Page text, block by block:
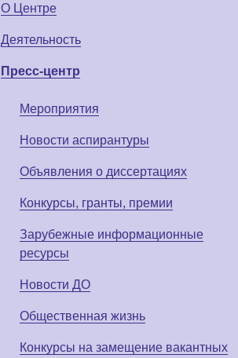
О Центре
Деятельность
Пресс-центр
Мероприятия
Новости аспирантуры
Объявления о диссертациях
Конкурсы, гранты, премии
Зарубежные информационные
ресурсы
Новости ДО
Общественная жизнь
Конкурсы на замещение вакантных